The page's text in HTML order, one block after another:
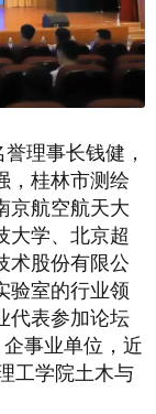
理事长钱健，
，桂林市测绘
京航空航天大
大学、北京超
术股份有限公
验室的行业领
代表参加论坛
事业单位，近
工学院土木与